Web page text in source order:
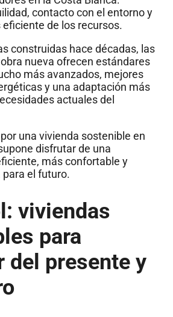
contacto con el entorno y
de los recursos.
construidas hace décadas, las
nueva ofrecen estándares
más avanzados, mejores
y una adaptación más
actuales del
una vivienda sostenible en
disfrutar de una
más confortable y
el futuro.
viviendas
para
del presente y